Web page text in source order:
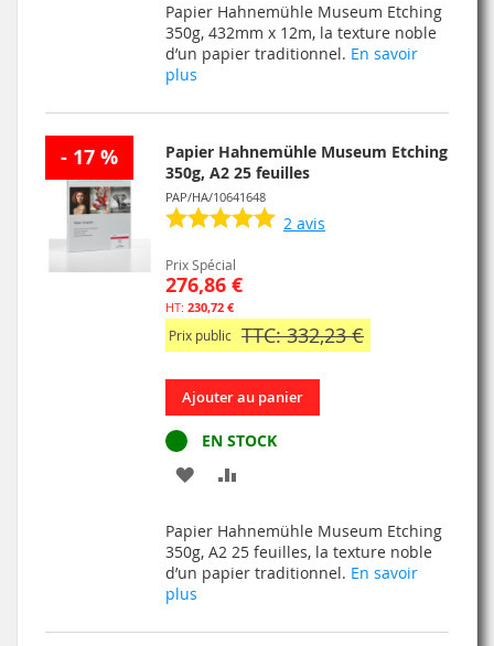
MA
LISTE
D’ENVIE
COMPARATEUR
Papier Hahnemühle Museum Etching
350g, 432mm x 12m, la texture noble
d’un papier traditionnel. En savoir
plus
- 17 %
Papier Hahnemühle Museum Etching
350g, A2 25 feuilles
PAP/HA/10641648
2 avis
Prix Spécial
276,86 €
230,72 €
Prix public TTC: 332,23 €
Ajouter au panier
EN STOCK
AJOUTER
MA
LISTE
D’ENVIE
COMPARATEUR
Papier Hahnemühle Museum Etching
350g, A2 25 feuilles, la texture noble
d’un papier traditionnel. En savoir
plus